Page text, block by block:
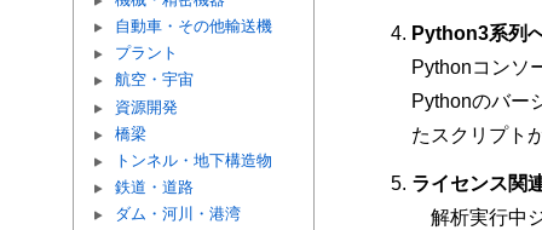
自動車・その他輸送機
プラント
航空・宇宙
資源開発
橋梁
トンネル・地下構造物
鉄道・道路
ダム・河川・港湾
Python3系列
Pythonコンソ
Pythonのバー
たスクリプト
ライセンス関
解析実行中